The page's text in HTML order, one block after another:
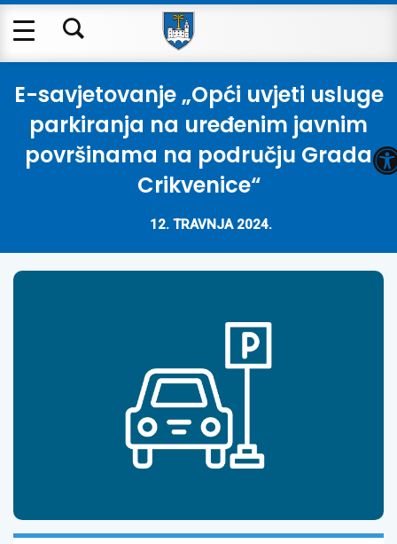
E-savjetovanje „Opći uvjeti usluge
parkiranja na uređenim javnim
površinama na području Grada
Crikvenice“
12. TRAVNJA 2024.